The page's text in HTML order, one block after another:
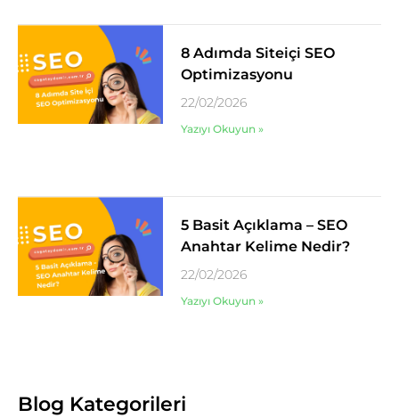
8 Adımda Siteiçi SEO
Optimizasyonu
22/02/2026
Yazıyı Okuyun »
5 Basit Açıklama – SEO
Anahtar Kelime Nedir?
22/02/2026
Yazıyı Okuyun »
Blog Kategorileri